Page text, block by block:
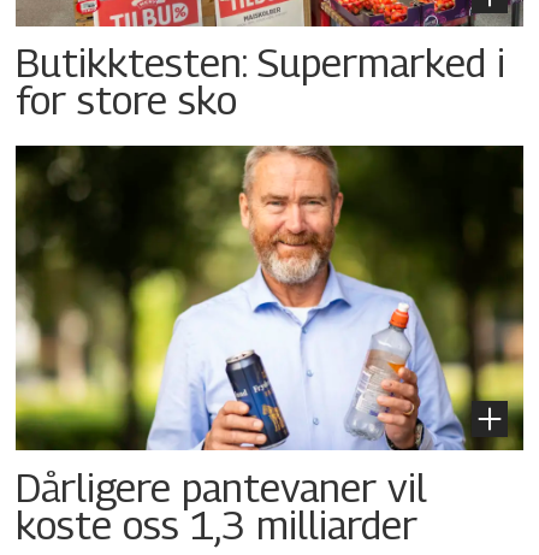
Butikktesten: Supermarked i
for store sko
Dårligere pantevaner vil
koste oss 1,3 milliarder